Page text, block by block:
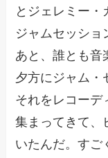
とジェレミー
ジャムセッショ
あと、誰とも音
夕方にジャム・
それをレコーデ
集まってきて、
いたんだ。すご